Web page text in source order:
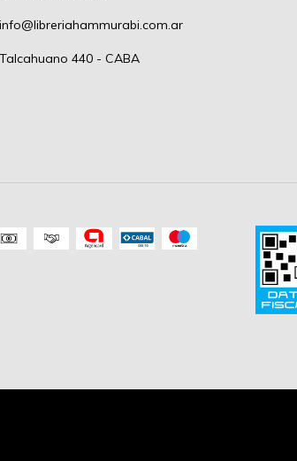
info@libreriahammurabi.com.ar
Talcahuano 440 - CABA